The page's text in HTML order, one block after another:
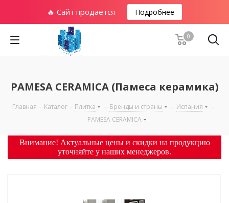
🔥 Сайт продается Подробнее
0
PAMESA CERAMICA (Памеса керамика)
Главная - Каталог - Плитка - Бренды и страны - Испания
-
PAMESA CERAMICA
Внимание! Актуальные цены и скидки на продукцию
уточняйте у наших менеджеров.